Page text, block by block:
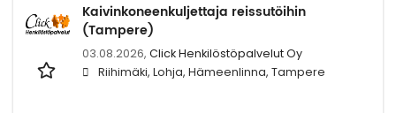
Kaivinkoneenkuljettaja reissutöihin
(Tampere)
03.08.2026, Click Henkilöstöpalvelut Oy
Riihimäki, Lohja, Hämeenlinna, Tampere